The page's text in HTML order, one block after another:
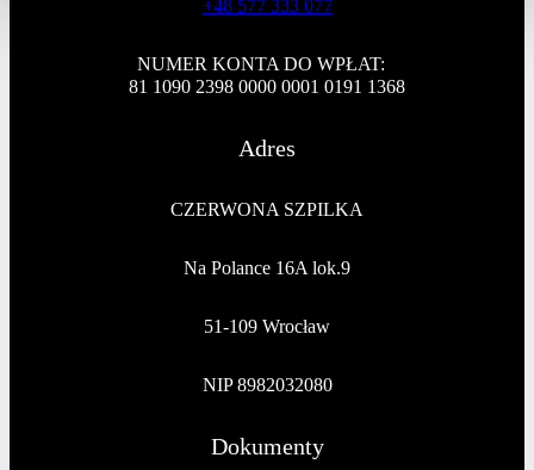
+48 577 333 077
NUMER KONTA DO WPŁAT:
81 1090 2398 0000 0001 0191 1368
Adres
CZERWONA SZPILKA
Na Polance 16A lok.9
51-109 Wrocław
NIP 8982032080
Dokumenty